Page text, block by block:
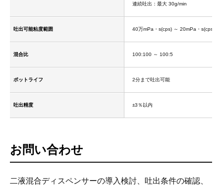
連続吐出：最大 30g/min
吐出可能粘度範囲 40万mPa・s(cps) ～ 20mPa・s(cps)
混合比 100:100 ～ 100:5
ポットライフ 2分まで吐出可能
吐出精度 ±3％以内
お問い合わせ
二液混合ディスペンサーの導入検討、吐出条件の確認、